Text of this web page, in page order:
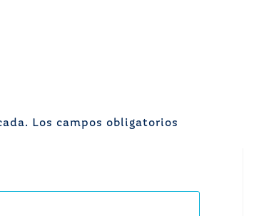
Los campos obligatorios